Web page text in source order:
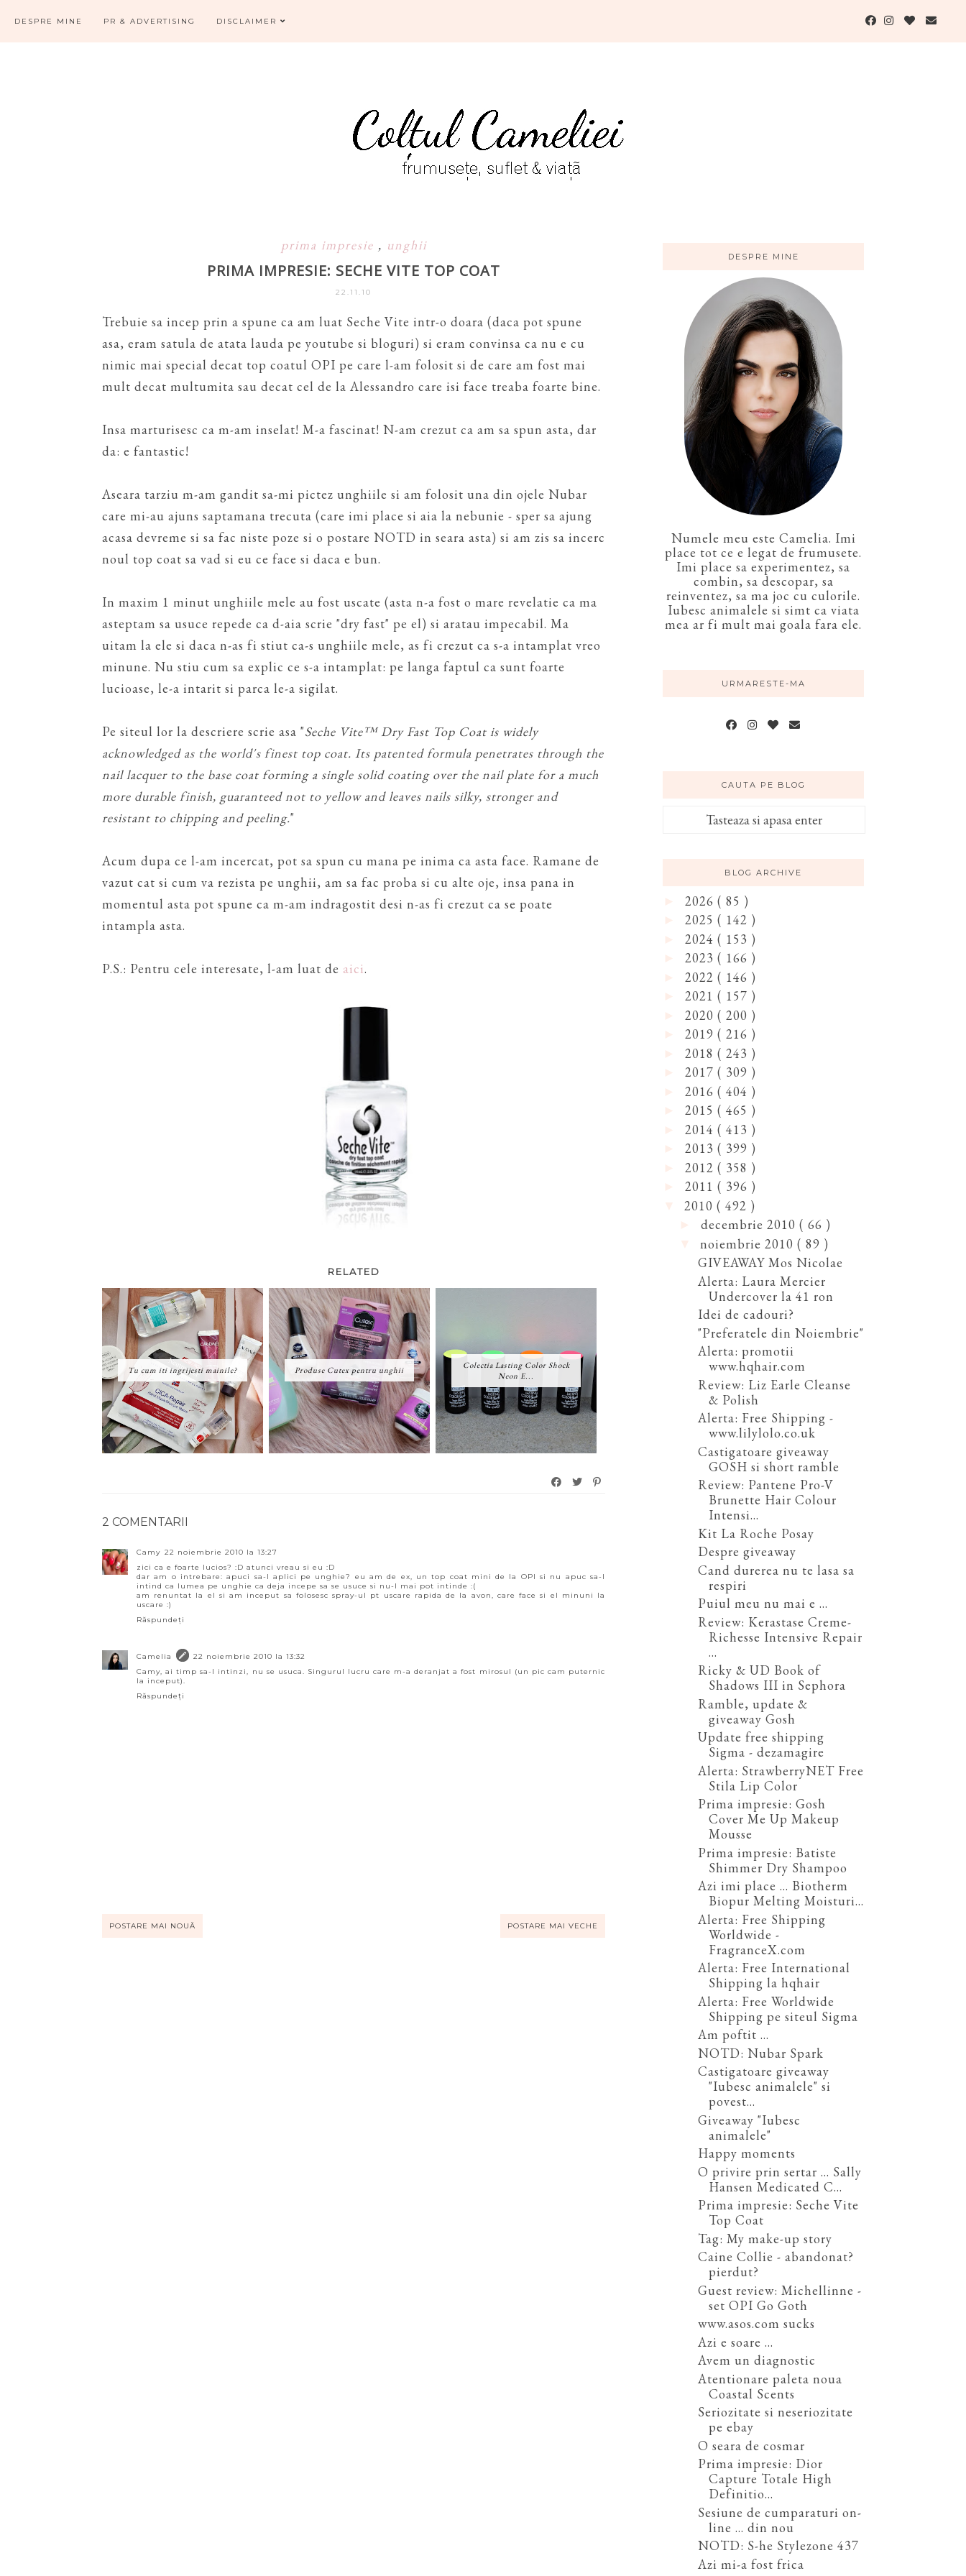
DESPRE MINE PR & ADVERTISING DISCLAIMER
prima impresie , unghii
PRIMA IMPRESIE: SECHE VITE TOP COAT
22.11.10
Trebuie sa incep prin a spune ca am luat Seche Vite intr-o doara (daca pot spune
asa, eram satula de atata lauda pe youtube si bloguri) si eram convinsa ca nu e cu
nimic mai special decat top coatul OPI pe care l-am folosit si de care am fost mai
mult decat multumita sau decat cel de la Alessandro care isi face treaba foarte bine.
Insa marturisesc ca m-am inselat! M-a fascinat! N-am crezut ca am sa spun asta, dar
da: e fantastic!
Aseara tarziu m-am gandit sa-mi pictez unghiile si am folosit una din ojele Nubar
care mi-au ajuns saptamana trecuta (care imi place si aia la nebunie - sper sa ajung
acasa devreme si sa fac niste poze si o postare NOTD in seara asta) si am zis sa incerc
noul top coat sa vad si eu ce face si daca e bun.
In maxim 1 minut unghiile mele au fost uscate (asta n-a fost o mare revelatie ca ma
asteptam sa usuce repede ca d-aia scrie "dry fast" pe el) si aratau impecabil. Ma
uitam la ele si daca n-as fi stiut ca-s unghiile mele, as fi crezut ca s-a intamplat vreo
minune. Nu stiu cum sa explic ce s-a intamplat: pe langa faptul ca sunt foarte
lucioase, le-a intarit si parca le-a sigilat.
Pe siteul lor la descriere scrie asa "Seche Vite™ Dry Fast Top Coat is widely
acknowledged as the world's finest top coat. Its patented formula penetrates through the
nail lacquer to the base coat forming a single solid coating over the nail plate for a much
more durable finish, guaranteed not to yellow and leaves nails silky, stronger and
resistant to chipping and peeling."
Acum dupa ce l-am incercat, pot sa spun cu mana pe inima ca asta face. Ramane de
vazut cat si cum va rezista pe unghii, am sa fac proba si cu alte oje, insa pana in
momentul asta pot spune ca m-am indragostit desi n-as fi crezut ca se poate
intampla asta.
P.S.: Pentru cele interesate, l-am luat de aici.
RELATED
Tu cum iti ingrijesti mainile? Produse Cutex pentru unghii
Colectia Lasting Color Shock
Neon E...
2 COMENTARII
Camy 22 noiembrie 2010 la 13:27
zici ca e foarte lucios? :D atunci vreau si eu :D
dar am o intrebare: apuci sa-l aplici pe unghie? eu am de ex, un top coat mini de la OPI si nu apuc sa-l
intind ca lumea pe unghie ca deja incepe sa se usuce si nu-l mai pot intinde :(
am renuntat la el si am inceput sa folosesc spray-ul pt uscare rapida de la avon, care face si el minuni la
uscare :)
Răspundeți
Camelia
22 noiembrie 2010 la 13:32
Camy, ai timp sa-l intinzi, nu se usuca. Singurul lucru care m-a deranjat a fost mirosul (un pic cam puternic
la inceput).
Răspundeți
POSTARE MAI NOUĂ POSTARE MAI VECHE
DESPRE MINE
Numele meu este Camelia. Imi
place tot ce e legat de frumusete.
Imi place sa experimentez, sa
combin, sa descopar, sa
reinventez, sa ma joc cu culorile.
Iubesc animalele si simt ca viata
mea ar fi mult mai goala fara ele.
URMARESTE-MA
CAUTA PE BLOG
BLOG ARCHIVE
2026 ( 85 )
2025 ( 142 )
2024 ( 153 )
2023 ( 166 )
2022 ( 146 )
2021 ( 157 )
2020 ( 200 )
2019 ( 216 )
2018 ( 243 )
2017 ( 309 )
2016 ( 404 )
2015 ( 465 )
2014 ( 413 )
2013 ( 399 )
2012 ( 358 )
2011 ( 396 )
2010 ( 492 )
decembrie 2010 ( 66 )
noiembrie 2010 ( 89 )
GIVEAWAY Mos Nicolae
Alerta: Laura Mercier
Undercover la 41 ron
Idei de cadouri?
"Preferatele din Noiembrie"
Alerta: promotii
www.hqhair.com
Review: Liz Earle Cleanse
& Polish
Alerta: Free Shipping -
www.lilylolo.co.uk
Castigatoare giveaway
GOSH si short ramble
Review: Pantene Pro-V
Brunette Hair Colour
Intensi...
Kit La Roche Posay
Despre giveaway
Cand durerea nu te lasa sa
respiri
Puiul meu nu mai e ...
Review: Kerastase Creme-
Richesse Intensive Repair
...
Ricky & UD Book of
Shadows III in Sephora
Ramble, update &
giveaway Gosh
Update free shipping
Sigma - dezamagire
Alerta: StrawberryNET Free
Stila Lip Color
Prima impresie: Gosh
Cover Me Up Makeup
Mousse
Prima impresie: Batiste
Shimmer Dry Shampoo
Azi imi place ... Biotherm
Biopur Melting Moisturi...
Alerta: Free Shipping
Worldwide -
FragranceX.com
Alerta: Free International
Shipping la hqhair
Alerta: Free Worldwide
Shipping pe siteul Sigma
Am poftit ...
NOTD: Nubar Spark
Castigatoare giveaway
"Iubesc animalele" si
povest...
Giveaway "Iubesc
animalele"
Happy moments
O privire prin sertar ... Sally
Hansen Medicated C...
Prima impresie: Seche Vite
Top Coat
Tag: My make-up story
Caine Collie - abandonat?
pierdut?
Guest review: Michellinne -
set OPI Go Goth
www.asos.com sucks
Azi e soare ...
Avem un diagnostic
Atentionare paleta noua
Coastal Scents
Seriozitate si neseriozitate
pe ebay
O seara de cosmar
Prima impresie: Dior
Capture Totale High
Definitio...
Sesiune de cumparaturi on-
line ... din nou
NOTD: S-he Stylezone 437
Azi mi-a fost frica